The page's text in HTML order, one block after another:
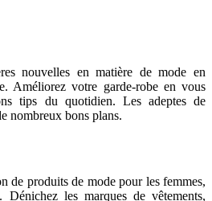
nouvelles en matière de mode en
Améliorez votre garde-robe en vous
tips du quotidien. Les adeptes de
nombreux bons plans.
de produits de mode pour les femmes,
Dénichez les marques de vêtements,